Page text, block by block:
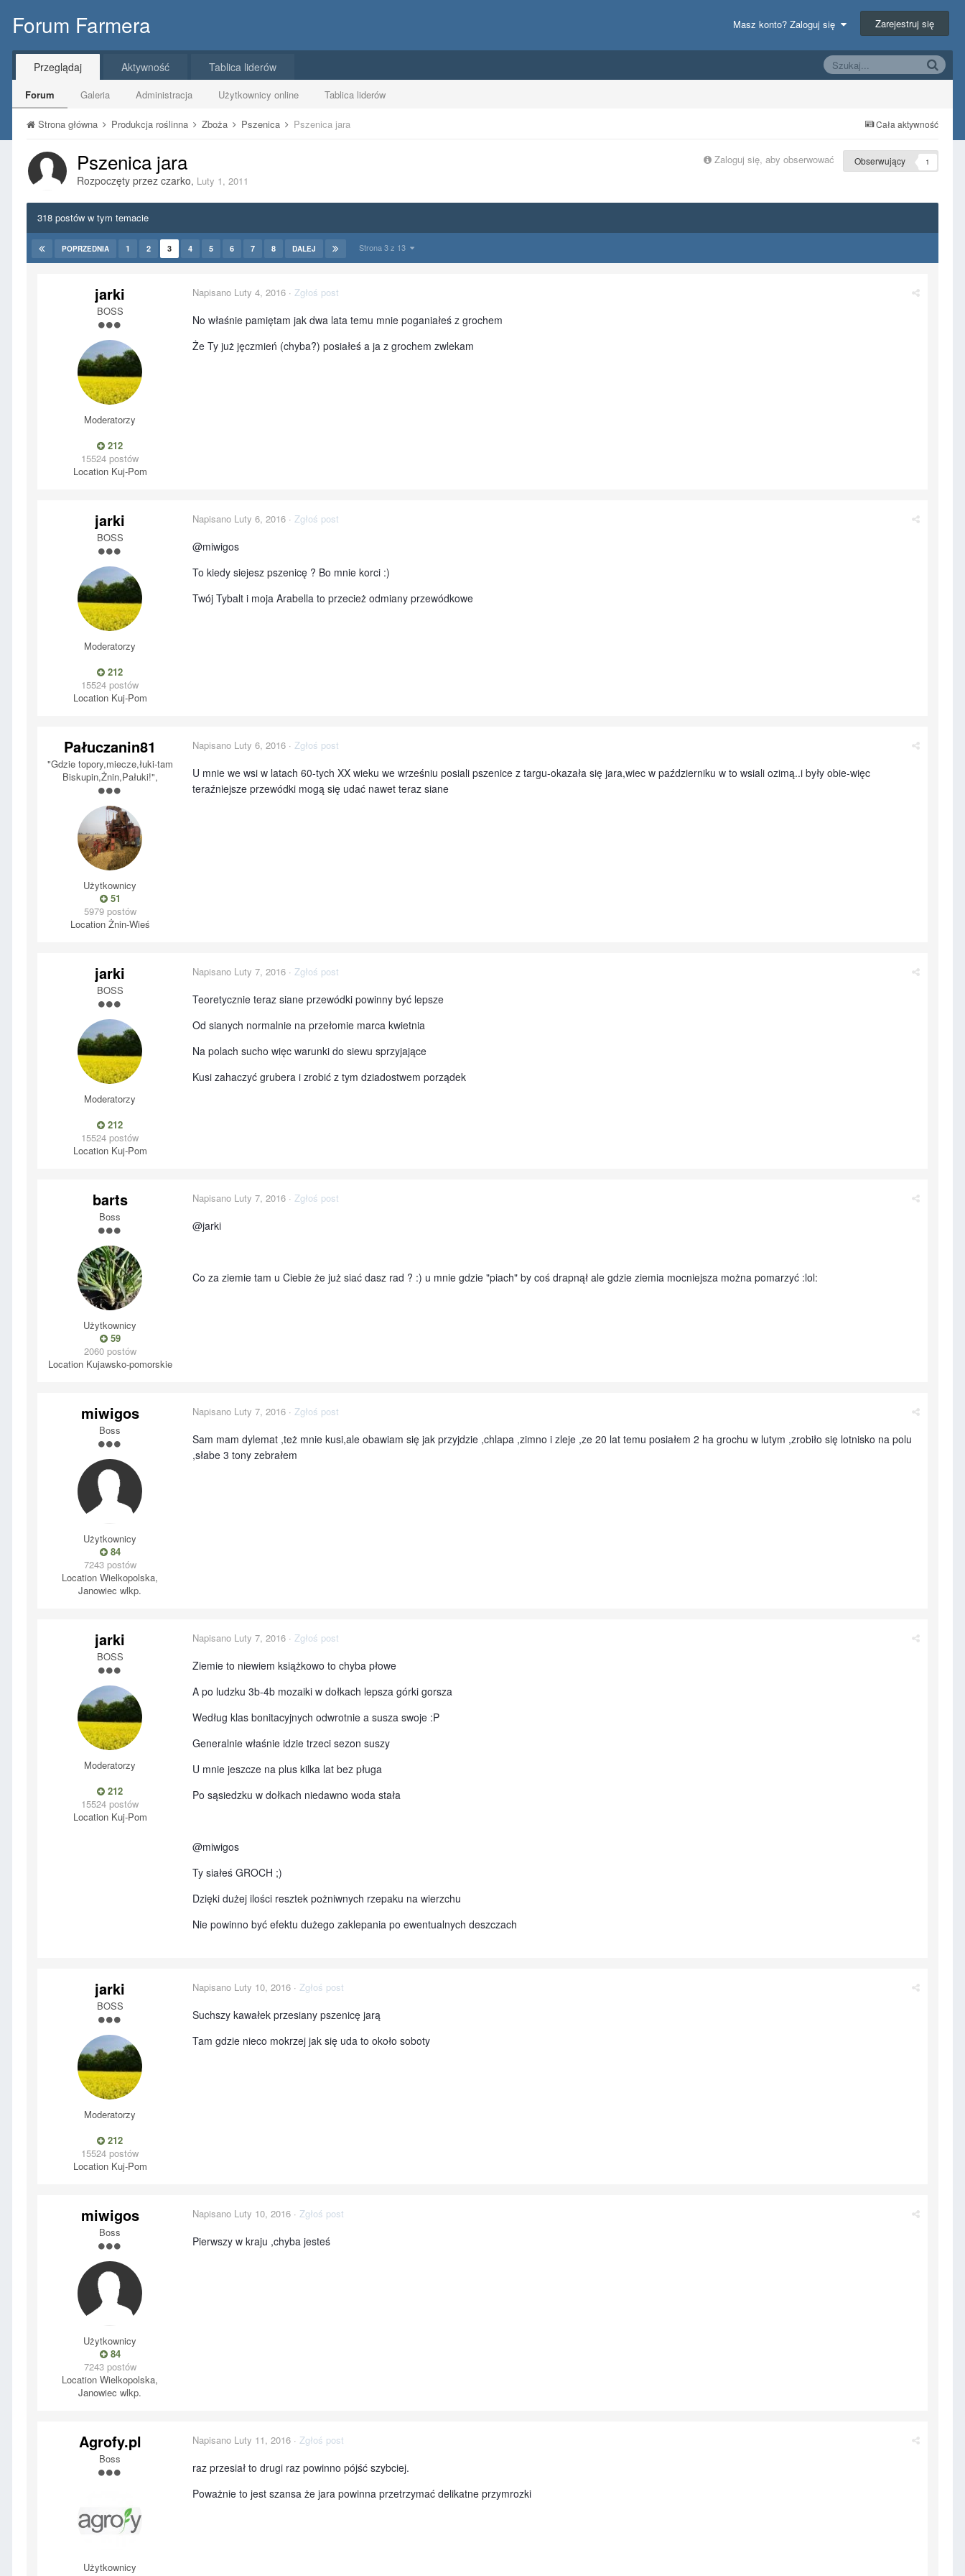
Forum Farmera Masz konto? Zaloguj się Zarejestruj się
Przeglądaj
Forum Galeria Administracja Użytkownicy online Tablica liderów
Aktywność Tablica liderów
Cała aktywność
Strona główna Produkcja roślinna Zboża Pszenica Pszenica jara
Zaloguj się, aby obserwować Obserwujący 1
Pszenica jara
Rozpoczęty przez czarko, Luty 1, 2011
318 postów w tym temacie
POPRZEDNIA 1 2 3 4 5 6 7 8 DALEJ Strona 3 z 13
jarki
BOSS
Moderatorzy
212
15524 postów
LocationKuj-Pom
Napisano Luty 4, 2016 · Zgłoś post
No właśnie pamiętam jak dwa lata temu mnie poganiałeś z grochem
Że Ty już jęczmień (chyba?) posiałeś a ja z grochem zwlekam
jarki
BOSS
Moderatorzy
212
15524 postów
LocationKuj-Pom
Napisano Luty 6, 2016 · Zgłoś post
@miwigos
To kiedy siejesz pszenicę ? Bo mnie korci :)
Twój Tybalt i moja Arabella to przecież odmiany przewódkowe
Pałuczanin81
"Gdzie topory,miecze,łuki-tam
Biskupin,Żnin,Pałuki!",
Użytkownicy
51
5979 postów
LocationŻnin-Wieś
Napisano Luty 6, 2016 · Zgłoś post
U mnie we wsi w latach 60-tych XX wieku we wrześniu posiali pszenice z targu-okazała się jara,wiec w październiku w to wsiali ozimą..i były obie-więc
teraźniejsze przewódki mogą się udać nawet teraz siane
jarki
BOSS
Moderatorzy
212
15524 postów
LocationKuj-Pom
Napisano Luty 7, 2016 · Zgłoś post
Teoretycznie teraz siane przewódki powinny być lepsze
Od sianych normalnie na przełomie marca kwietnia
Na polach sucho więc warunki do siewu sprzyjające
Kusi zahaczyć grubera i zrobić z tym dziadostwem porządek
barts
Boss
Użytkownicy
59
2060 postów
LocationKujawsko-pomorskie
Napisano Luty 7, 2016 · Zgłoś post
@jarki
Co za ziemie tam u Ciebie że już siać dasz rad ? :) u mnie gdzie "piach" by coś drapnął ale gdzie ziemia mocniejsza można pomarzyć :lol:
miwigos
Boss
Użytkownicy
84
7243 postów
Location Wielkopolska,
Janowiec wlkp.
Napisano Luty 7, 2016 · Zgłoś post
Sam mam dylemat ,też mnie kusi,ale obawiam się jak przyjdzie ,chlapa ,zimno i zleje ,ze 20 lat temu posiałem 2 ha grochu w lutym ,zrobiło się lotnisko na polu
,słabe 3 tony zebrałem
jarki
BOSS
Moderatorzy
212
15524 postów
LocationKuj-Pom
Napisano Luty 7, 2016 · Zgłoś post
Ziemie to niewiem książkowo to chyba płowe
A po ludzku 3b-4b mozaiki w dołkach lepsza górki gorsza
Według klas bonitacyjnych odwrotnie a susza swoje :P
Generalnie właśnie idzie trzeci sezon suszy
U mnie jeszcze na plus kilka lat bez pługa
Po sąsiedzku w dołkach niedawno woda stała
@miwigos
Ty siałeś GROCH ;)
Dzięki dużej ilości resztek pożniwnych rzepaku na wierzchu
Nie powinno być efektu dużego zaklepania po ewentualnych deszczach
jarki
BOSS
Moderatorzy
212
15524 postów
LocationKuj-Pom
Napisano Luty 10, 2016 · Zgłoś post
Suchszy kawałek przesiany pszenicę jarą
Tam gdzie nieco mokrzej jak się uda to około soboty
miwigos
Boss
Użytkownicy
84
7243 postów
Location Wielkopolska,
Janowiec wlkp.
Napisano Luty 10, 2016 · Zgłoś post
Pierwszy w kraju ,chyba jesteś
Agrofy.pl
Boss
Użytkownicy
Napisano Luty 11, 2016 · Zgłoś post
raz przesiał to drugi raz powinno pójść szybciej.
Poważnie to jest szansa że jara powinna przetrzymać delikatne przymrozki